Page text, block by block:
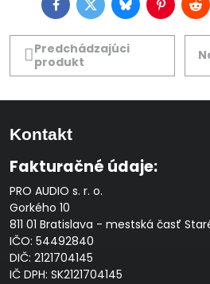
FacebookTwitterBlueskyPinterest
Predchádzajúci
produkt
Kontakt
Fakturačné údaje:
PRO AUDIO s. r. o.
Gorkého 10
811 01 Bratislava - mestská časť
IČO: 54492840
DIČ: 2121704145
IČ DPH: SK2121704145